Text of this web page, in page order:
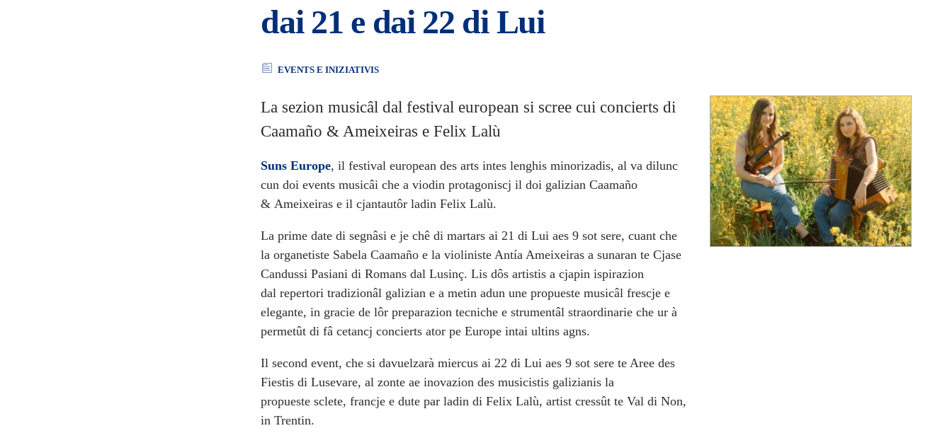
dai 21 e dai 22 di Lui
EVENTS E INIZIATIVIS
La sezion musicâl dal festival european si scree cui concierts di
Caamaño & Ameixeiras e Felix Lalù
Suns Europe, il festival european des arts intes lenghis minorizadis, al va dilunc
cun doi events musicâi che a viodin protagoniscj il doi galizian Caamaño
& Ameixeiras e il cjantautôr ladin Felix Lalù.
La prime date di segnâsi e je chê di martars ai 21 di Lui aes 9 sot sere, cuant che
la organetiste Sabela Caamaño e la violiniste Antía Ameixeiras a sunaran te Cjase
Candussi Pasiani di Romans dal Lusinç. Lis dôs artistis a cjapin ispirazion
dal repertori tradizionâl galizian e a metin adun une propueste musicâl frescje e
elegante, in gracie de lôr preparazion tecniche e strumentâl straordinarie che ur à
permetût di fâ cetancj concierts ator pe Europe intai ultins agns.
Il second event, che si davuelzarà miercus ai 22 di Lui aes 9 sot sere te Aree des
Fiestis di Lusevare, al zonte ae inovazion des musicistis galizianis la
propueste sclete, francje e dute par ladin di Felix Lalù, artist cressût te Val di Non,
in Trentin.